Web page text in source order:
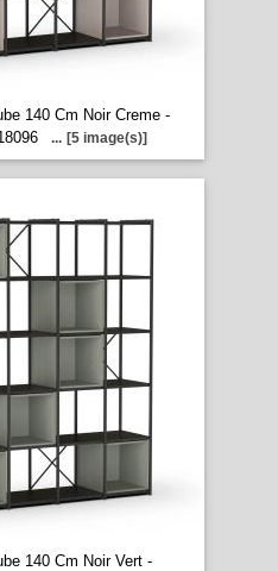
140 Cm Noir Creme -
... [5 image(s)]
140 Cm Noir Vert -